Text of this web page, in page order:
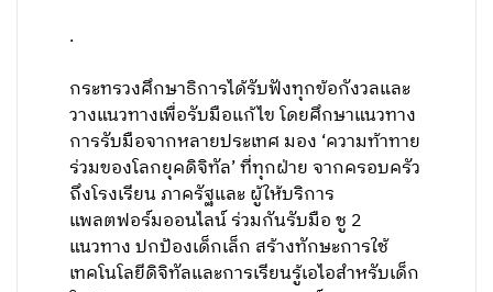
.
กระทรวงศึกษาธิการได้รับฟังทุกข้อกังวลและ
วางแนวทางเพื่อรับมือแก้ไข โดยศึกษาแนวทาง
การรับมือจากหลายประเทศ มอง ‘ความท้าทาย
ร่วมของโลกยุคดิจิทัล’ ที่ทุกฝ่าย จากครอบครัว
ถึงโรงเรียน ภาครัฐและ ผู้ให้บริการ
แพลตฟอร์มออนไลน์ ร่วมกันรับมือ ชู 2
แนวทาง ปกป้องเด็กเล็ก สร้างทักษะการใช้
เทคโนโลยีดิจิทัลและการเรียนรู้เอไอสำหรับเด็ก